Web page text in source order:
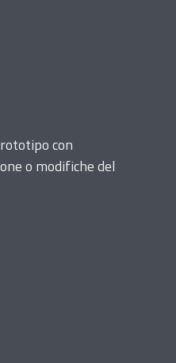
con
o modifiche del